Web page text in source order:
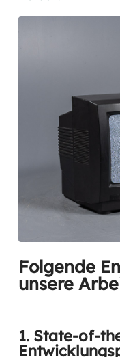
Folgende
unsere
1. State-of-